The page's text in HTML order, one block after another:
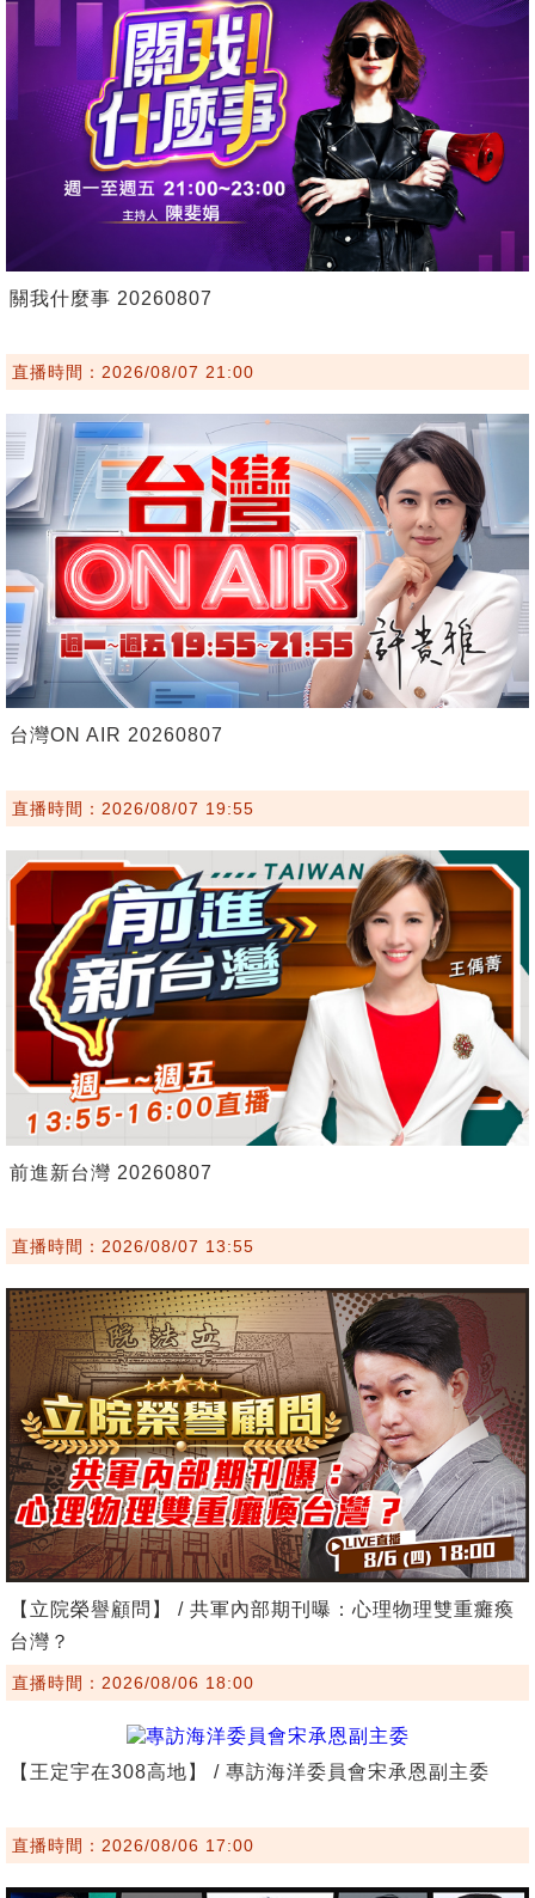
關我什麼事 20260807
直播時間：2026/08/07 21:00
台灣ON AIR 20260807
直播時間：2026/08/07 19:55
前進新台灣 20260807
直播時間：2026/08/07 13:55
【立院榮譽顧問】 / 共軍內部期刊曝：心理物理雙重癱瘓
台灣？
直播時間：2026/08/06 18:00
【王定宇在308高地】 / 專訪海洋委員會宋承恩副主委
直播時間：2026/08/06 17:00